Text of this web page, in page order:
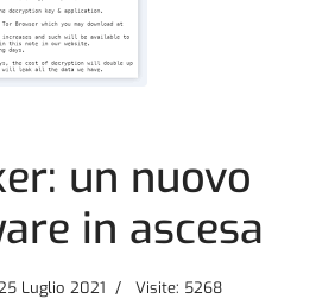
un nuovo
in ascesa
Luglio 2021 Visite: 5268